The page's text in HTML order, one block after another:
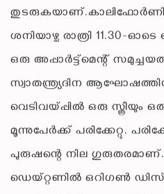
ശനിയാഴ്ച രാത്രി 11.30-ഓടെ
ഒരു അപ്പാര്‍ട്ട്‌മെന്റ്
സ്വാതന്ത്ര്യദിന
വെടിവയ്പ്പില്‍ ഒരു സ്ത്രീയും
മൂന്നുപേര്‍ക്ക് പരിക്കേറ്റു.
പുരുഷന്റെ നില
ഡെയ്റ്റണില്‍ ഒറിഗണ്‍